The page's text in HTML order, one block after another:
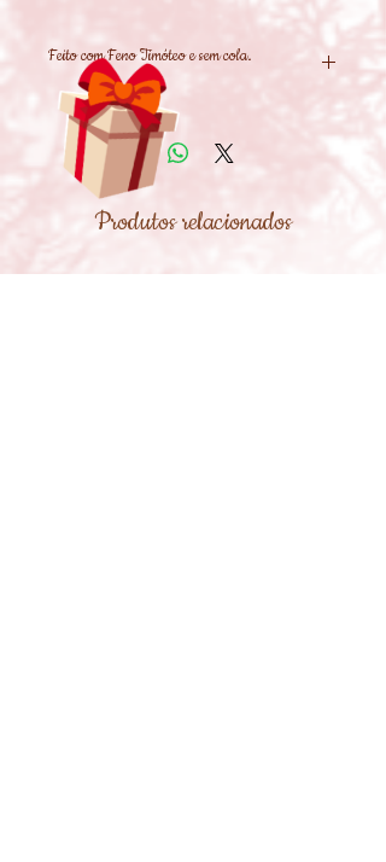
Feito com Feno Timóteo e sem cola.
Produtos relacionados